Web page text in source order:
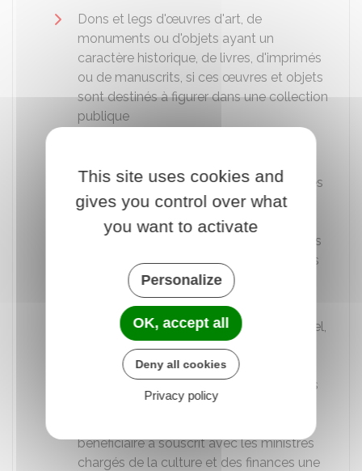
Dons et legs d'œuvres d'art, de
monuments ou d'objets ayant un
caractère historique, de livres, d'imprimés
ou de manuscrits, si ces œuvres et objets
sont destinés à figurer dans une collection
publique
l'organisme bénéficiaire, de consacrer ces
libéralités à l'achat d'œuvres d'art, de
monuments ou d'objets ayant un
caractère historique, de livres, d'imprimés
ou de manuscrits, destinés à figurer dans
une collection publique, ou à l'entretien
d'une collection publique
Biens immeubles qui sont, pour l'essentiel,
classés ou inscrits sur l'inventaire
supplémentaire des monuments
historiques. Mais aussi les biens meubles
qui en constituent le complément
bénéficiaire a souscrit avec les ministres
chargés de la culture et des finances une
This site uses cookies and
gives you control over what
you want to activate
Personalize
OK, accept all
Deny all cookies
Privacy policy